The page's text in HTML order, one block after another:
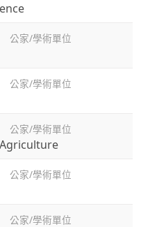
公家/學術單位
公家/學術單位
公家/學術單位
公家/學術單位
公家/學術單位